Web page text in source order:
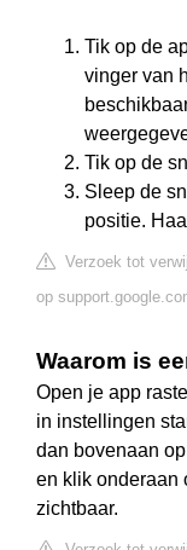
Tik op de
vinger van
Tik op de
Sleep de
positie.
Verzoek tot
op
Waarom is
Open je app
in instellingen
dan bovenaan
en klik onderaan
zichtbaar.